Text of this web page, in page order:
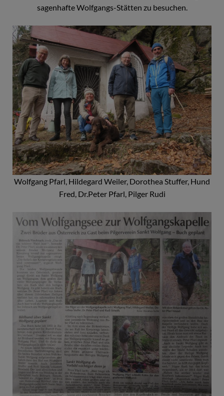
sagenhafte Wolfgangs-Stätten zu besuchen.
Wolfgang Pfarl, Hildegard Weiler, Dorothea Stuffer, Hund
Fred, Dr.Peter Pfarl, Pilger Rudi